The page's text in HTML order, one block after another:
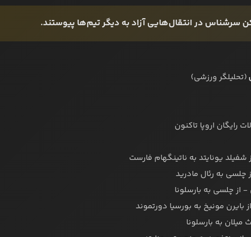
سرشناس در انتقال‌هایی آزاد به دیگر تیم‌ها پیوستند.
(تحلیلگر ورزشی)
رایگان اروپا تاکنون